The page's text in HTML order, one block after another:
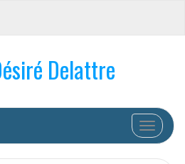
Delattre
Afficher/